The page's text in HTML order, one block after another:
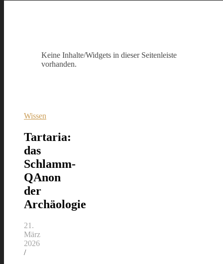
Keine Inhalte/Widgets in dieser Seitenleiste
vorhanden.
Wissen
Tartaria:
das
Schlamm-
QAnon
der
Archäologie
21.
März
2026
/